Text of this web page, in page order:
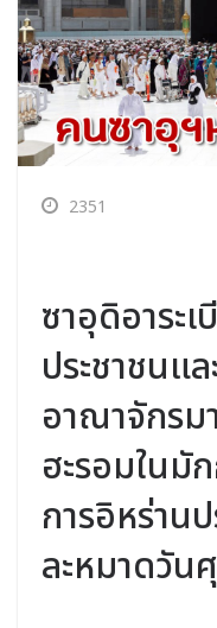
2351
ซาอุดิอาระ
ประชาชนแ
อาณาจักรม
ฮะรอมในมั
การอิหร่าน
ละหมาดวัน